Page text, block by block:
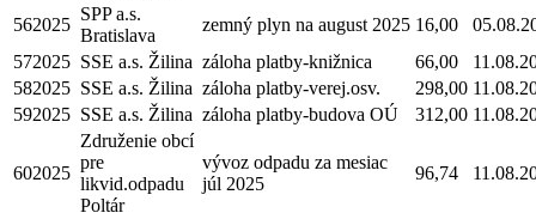
562025
SPP a.s.
Bratislava
zemný plyn na august 2025 16,00
572025 SSE a.s. Žilina záloha platby-knižnica 66,00
582025 SSE a.s. Žilina záloha platby-verej.osv. 298,00
592025 SSE a.s. Žilina záloha platby-budova OÚ 312,00
602025
Združenie obcí
pre
likvid.odpadu
Poltár
vývoz odpadu za mesiac
júl 2025
96,74